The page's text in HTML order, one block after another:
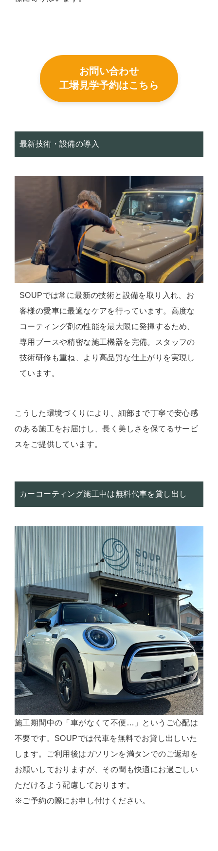
お問い合わせ
工場見学予約はこちら
最新技術・設備の導入
SOUPでは常に最新の技術と設備を取り入れ、お
客様の愛車に最適なケアを行っています。高度な
コーティング剤の性能を最大限に発揮するため、
専用ブースや精密な施工機器を完備。スタッフの
技術研修も重ね、より高品質な仕上がりを実現し
ています。
こうした環境づくりにより、細部まで丁寧で安心感
のある施工をお届けし、長く美しさを保てるサービ
スをご提供しています。
カーコーティング施工中は無料代車を貸し出し
施工期間中の「車がなくて不便…」というご心配は
不要です。SOUPでは代車を無料でお貸し出しいた
します。ご利用後はガソリンを満タンでのご返却を
お願いしておりますが、その間も快適にお過ごしい
ただけるよう配慮しております。
※ご予約の際にお申し付けください。